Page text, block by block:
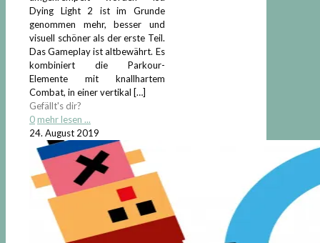
Dying Light 2 ist im Grunde
genommen mehr, besser und
visuell schöner als der erste Teil.
Das Gameplay ist altbewährt. Es
kombiniert die Parkour-
Elemente mit knallhartem
Combat, in einer vertikal […]
Gefällt's dir?
0 mehr lesen ...
24. August 2019